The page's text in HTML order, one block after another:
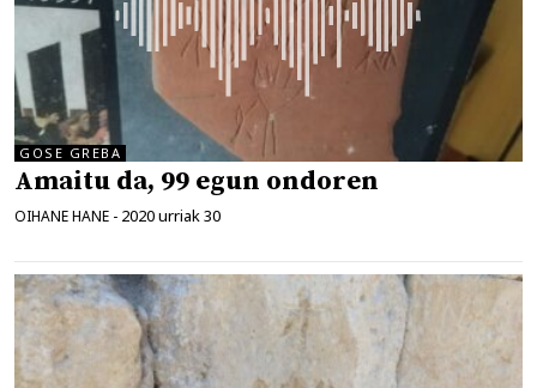
GOSE GREBA
Amaitu da, 99 egun ondoren
OIHANE HANE - 2020 urriak 30